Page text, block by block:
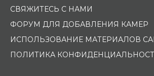
СВЯЖИТЕСЬ С НАМИ
ФОРУМ ДЛЯ ДОБАВЛЕНИЯ КАМЕР
ИСПОЛЬЗОВАНИЕ МАТЕРИАЛОВ
ПОЛИТИКА